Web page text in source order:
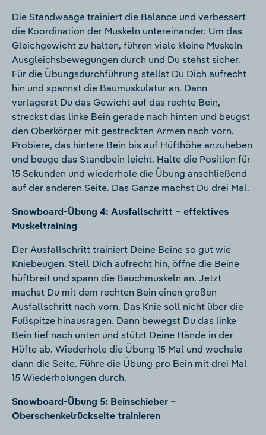
Die Standwaage trainiert die Balance und verbessert
die Koordination der Muskeln untereinander. Um das
Gleichgewicht zu halten, führen viele kleine Muskeln
Ausgleichsbewegungen durch und Du stehst sicher.
Für die Übungsdurchführung stellst Du Dich aufrecht
hin und spannst die Baumuskulatur an. Dann
verlagerst Du das Gewicht auf das rechte Bein,
streckst das linke Bein gerade nach hinten und beugst
den Oberkörper mit gestreckten Armen nach vorn.
Probiere, das hintere Bein bis auf Hüfthöhe anzuheben
und beuge das Standbein leicht. Halte die Position für
15 Sekunden und wiederhole die Übung anschließend
auf der anderen Seite. Das Ganze machst Du drei Mal.
Snowboard-Übung 4: Ausfallschritt – effektives
Muskeltraining
Der Ausfallschritt trainiert Deine Beine so gut wie
Kniebeugen. Stell Dich aufrecht hin, öffne die Beine
hüftbreit und spann die Bauchmuskeln an. Jetzt
machst Du mit dem rechten Bein einen großen
Ausfallschritt nach vorn. Das Knie soll nicht über die
Fußspitze hinausragen. Dann bewegst Du das linke
Bein tief nach unten und stützt Deine Hände in der
Hüfte ab. Wiederhole die Übung 15 Mal und wechsle
dann die Seite. Führe die Übung pro Bein mit drei Mal
15 Wiederholungen durch.
Snowboard-Übung 5: Beinschieber –
Oberschenkelrückseite trainieren